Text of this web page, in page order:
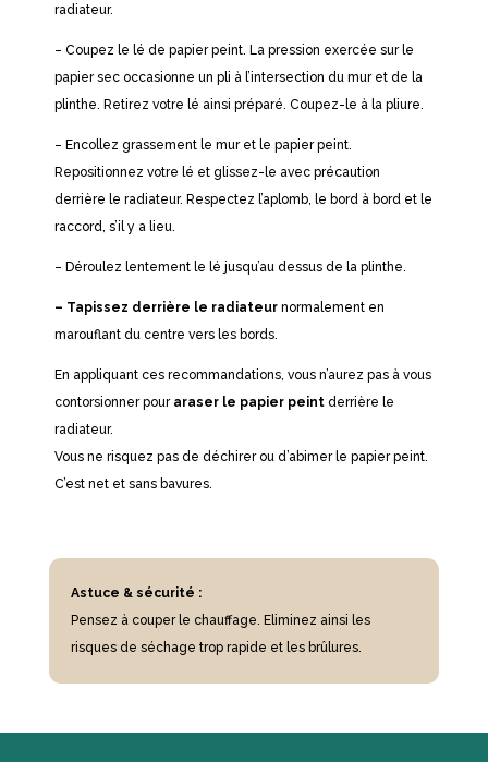
radiateur.
– Coupez le lé de papier peint. La pression exercée sur le
papier sec occasionne un pli à l’intersection du mur et de la
plinthe. Retirez votre lé ainsi préparé. Coupez-le à la pliure.
– Encollez grassement le mur et le papier peint.
Repositionnez votre lé et glissez-le avec précaution
derrière le radiateur. Respectez l’aplomb, le bord à bord et le
raccord, s’il y a lieu.
– Déroulez lentement le lé jusqu’au dessus de la plinthe.
– Tapissez derrière le radiateurnormalement en
marouflant du centre vers les bords.
En appliquant ces recommandations, vous n’aurez pas à vous
contorsionner pour araser le papier peintderrière le
radiateur.
Vous ne risquez pas de déchirer ou d’abimer le papier peint.
C’est net et sans bavures.
Astuce & sécurité :
Pensez à couper le chauffage. Eliminez ainsi les
risques de séchage trop rapide et les brûlures.